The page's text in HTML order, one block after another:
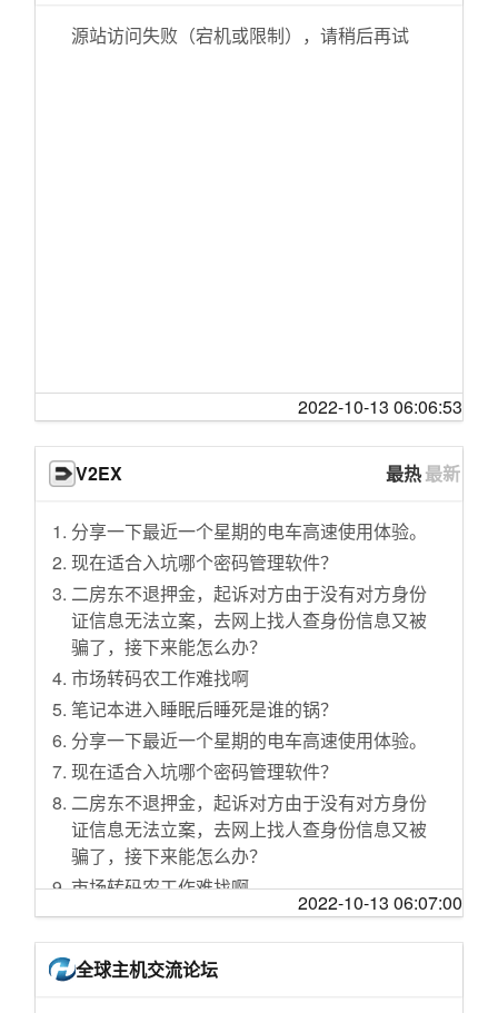
每天一遍，防止早恋！
【片片】社会大学教会你，生活远比想象残
酷！《人间课堂》下
这些沙雕网文，如何让医学奇迹再上巅峰！？
恶臭!痛苦面具流沙包~
塔利班高调支持特朗普连任，白宫慌了
大胸微胖也可以很可爱！！128斤166cm
打完饭回寝室的你：
普通牛肉注脂就变成和牛？帅小伙买来三斤菲
力注脂尝试！
“这种状况不能在我们国家出现了……”
日本美女播音员预报天气
一年的等待，就为了这一下
【亮记生物鉴定】网络热传生物鉴定16
现在年轻人点都不会哄女娃儿了！啥子都要我
来教！
当孙悟空向唐僧吐口水，燃起来了！
【动物派对】ICU乱斗
#EveOneCat「₍₍⁽⁽🕊️₎₎⁾⁾🐈!」「₍₍⁽⁽鸽₎₎⁾⁾猫!」No.01
47
前方帅爆！！当我出手的那一刻！世界将就此
28年前奸杀女大学生嫌犯模拟画像曾登报：浓
厄瓜多尔发生长途客车与卡车相撞事故 致8死30
伤
国家药监局审批通过3家企业3个新冠病毒检测
产品
课
中央政法委书记郭声琨突击检查司法部燕城监
狱等
员工确诊新冠肺炎 当当网:隔离区同事核酸检测
阴性
女子造谣＂湖北物流司机感染新冠肺炎身亡＂
被拘留
他们的背后是整个家庭，所以我必须竭尽所
能！
国际组织协调各方力量共同应对新冠肺炎 加强
全球协作是抗“疫”关键
中国贸促会：出具不可抗力事实性证明 减少企
业损失
短期出口信用保险要帮助企业减少损失
农业农村部：1月份全国农业农村经济运行总体
平稳
父亲去世，我该如何接手企业？
“数学的进步不是由无数群众推动的而是从古至
今极个别人才个人能力推动前进的”这句话对不
对，为什么？
你经历过哪些让你怀疑这个世界有平行空间的
拜登表态称「我相信能再次击败特朗普」，目
前拜登的支持度如何？你看好拜登的连任前景
吗？
一项调查称 91.81%的受访者有「文字讨好」行
为，如何看待这一数据，如何理解文字讨好症
的流行？
美议员提议暂停向沙特阿拉伯出售武器，为期
一年，可能会带来哪些影响？哪些信息值得关
注？
评书演员王玥波为什么说赤兔马是白马？
如何评价电视剧《底线》大结局？
为什么有些人穿衣服总是很精致，而有些人就
风尘仆仆的感觉？
如何看待美军发布最新型号的艾布拉姆斯坦克 A
brams X？
iPhone 14 Plus 遇冷，而 Pro 却卖爆，如何看
非典往事：一社区疫情大爆发，病毒通过粪便
竹鼠算野味吗？
家用消毒方法，哪些好用，哪些不能用？
武汉新型冠状病毒肺炎确诊，到底难在哪儿
30省市自治区启动一级响应，意味着什么？
“武汉小汤山”将如何快速建成，17年前留下哪些
经验？小汤山设计者这样说
WHO：暂不界定为国际突发卫生事件，但疫情
还没到峰值
WHO只宣布过5次的“国际突发卫生事件”，到底
是什么？
如果早些严打，也许不会爆发第二次“野味肺炎”
新型肺炎来了，家里应该囤药吗？
我好像生病了，会不会是“疑似新冠状病毒肺
炎”？
新型冠状病毒肺炎问答：需要拒收武汉来的快
递吗？
辟谣来了！这7个预防肺炎的方法不靠谱！
源站访问失败（宕机或限制），请稍后再试
2022-10-13 06:06:53
V2EX 最热最新
分享一下最近一个星期的电车高速使用体验。
现在适合入坑哪个密码管理软件？
二房东不退押金，起诉对方由于没有对方身份
证信息无法立案，去网上找人查身份信息又被
骗了，接下来能怎么办？
市场转码农工作难找啊
笔记本进入睡眠后睡死是谁的锅？
分享一下最近一个星期的电车高速使用体验。
现在适合入坑哪个密码管理软件？
二房东不退押金，起诉对方由于没有对方身份
证信息无法立案，去网上找人查身份信息又被
骗了，接下来能怎么办？
市场转码农工作难找啊
笔记本进入睡眠后睡死是谁的锅？
大悦城的言几又跑路了，卡上还有 4700 多，怎
么追？
2022-10-13 06:07:00
全球主机交流论坛